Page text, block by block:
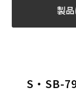
製
S・SB-